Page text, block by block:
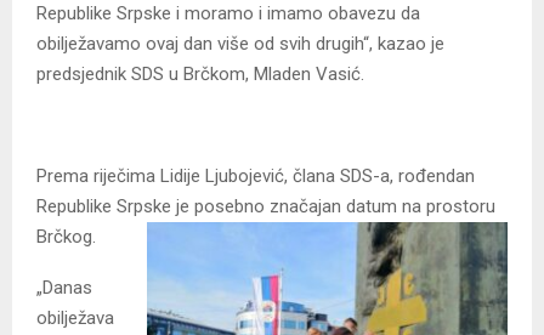
Republike Srpske i moramo i imamo obavezu da
obilježavamo ovaj dan više od svih drugih“, kazao je
predsjednik SDS u Brčkom, Mladen Vasić.
Prema riječima Lidije Ljubojević, člana SDS-a, rođendan
Republike Srpske je posebno značajan datum na prostoru
Brčkog.
„Danas
obilježava